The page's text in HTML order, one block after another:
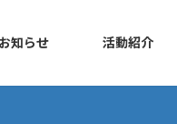
お知らせ 活動紹介